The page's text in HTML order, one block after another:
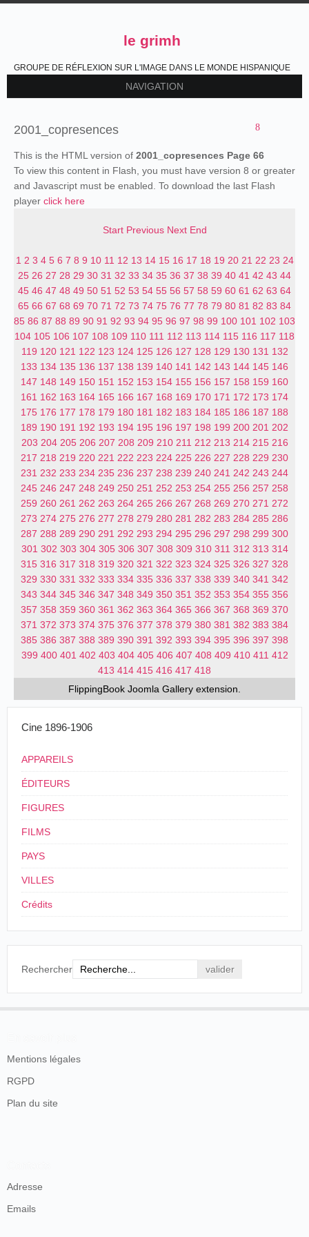
le grimh
GROUPE DE RÉFLEXION SUR L'IMAGE DANS LE MONDE HISPANIQUE
NAVIGATION
2001_copresences
This is the HTML version of 2001_copresences Page 66
To view this content in Flash, you must have version 8 or greater
and Javascript must be enabled. To download the last Flash
player click here
Start Previous Next End
1 2 3 4 5 6 7 8 9 10 11 12 13 14 15 16 17 18 19 20 21 22 23 24
25 26 27 28 29 30 31 32 33 34 35 36 37 38 39 40 41 42 43 44
45 46 47 48 49 50 51 52 53 54 55 56 57 58 59 60 61 62 63 64
65 66 67 68 69 70 71 72 73 74 75 76 77 78 79 80 81 82 83 84
85 86 87 88 89 90 91 92 93 94 95 96 97 98 99 100 101 102 103
104 105 106 107 108 109 110 111 112 113 114 115 116 117 118
119 120 121 122 123 124 125 126 127 128 129 130 131 132
133 134 135 136 137 138 139 140 141 142 143 144 145 146
147 148 149 150 151 152 153 154 155 156 157 158 159 160
161 162 163 164 165 166 167 168 169 170 171 172 173 174
175 176 177 178 179 180 181 182 183 184 185 186 187 188
189 190 191 192 193 194 195 196 197 198 199 200 201 202
203 204 205 206 207 208 209 210 211 212 213 214 215 216
217 218 219 220 221 222 223 224 225 226 227 228 229 230
231 232 233 234 235 236 237 238 239 240 241 242 243 244
245 246 247 248 249 250 251 252 253 254 255 256 257 258
259 260 261 262 263 264 265 266 267 268 269 270 271 272
273 274 275 276 277 278 279 280 281 282 283 284 285 286
287 288 289 290 291 292 293 294 295 296 297 298 299 300
301 302 303 304 305 306 307 308 309 310 311 312 313 314
315 316 317 318 319 320 321 322 323 324 325 326 327 328
329 330 331 332 333 334 335 336 337 338 339 340 341 342
343 344 345 346 347 348 349 350 351 352 353 354 355 356
357 358 359 360 361 362 363 364 365 366 367 368 369 370
371 372 373 374 375 376 377 378 379 380 381 382 383 384
385 386 387 388 389 390 391 392 393 394 395 396 397 398
399 400 401 402 403 404 405 406 407 408 409 410 411 412
413 414 415 416 417 418
FlippingBook Joomla Gallery extension.
Cine 1896-1906
APPAREILS
ÉDITEURS
FIGURES
FILMS
PAYS
VILLES
Crédits
Rechercher
Mentions légales
RGPD
Plan du site
Adresse
Emails